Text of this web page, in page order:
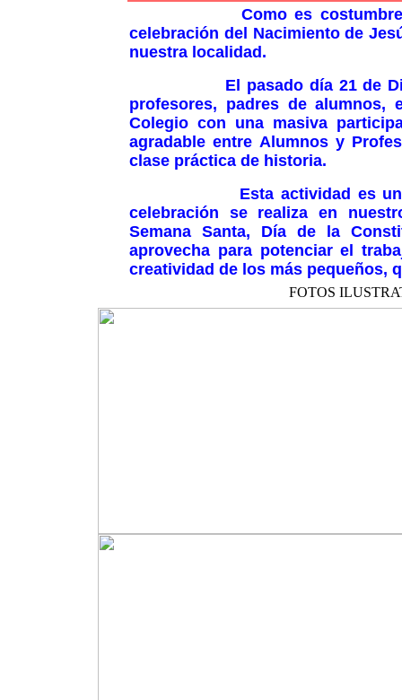
Como es costumbre
celebración del Nacimiento de
nuestra localidad.
El pasado día 21 de
profesores, padres de
Colegio con una masiva
agradable entre Alumnos y
clase práctica de historia.
Esta actividad es una de
celebración se realiza en
Semana Santa, Día de la
aprovecha para potenciar el
creatividad de los más pequeños,
FOTOS